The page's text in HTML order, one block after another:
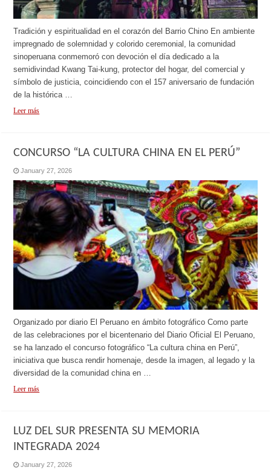
Tradición y espiritualidad en el corazón del Barrio Chino En ambiente
impregnado de solemnidad y colorido ceremonial, la comunidad
sinoperuana conmemoró con devoción el día dedicado a la
semidivindad Kwang Tai-kung, protector del hogar, del comercial y
símbolo de justicia, coincidiendo con el 157 aniversario de fundación
de la histórica …
Leer más
CONCURSO “LA CULTURA CHINA EN EL PERÚ”
January 27, 2026
Organizado por diario El Peruano en ámbito fotográfico Como parte
de las celebraciones por el bicentenario del Diario Oficial El Peruano,
se ha lanzado el concurso fotográfico “La cultura china en Perú”,
iniciativa que busca rendir homenaje, desde la imagen, al legado y la
diversidad de la comunidad china en …
Leer más
LUZ DEL SUR PRESENTA SU MEMORIA
INTEGRADA 2024
January 27, 2026